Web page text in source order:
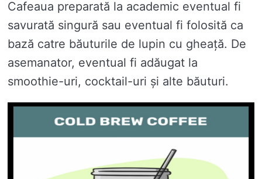
Cafeaua preparată la academic eventual fi
savurată singură sau eventual fi folosită ca
bază catre băuturile de lupin cu gheață. De
asemanator, eventual fi adăugat la
smoothie-uri, cocktail-uri și alte băuturi.